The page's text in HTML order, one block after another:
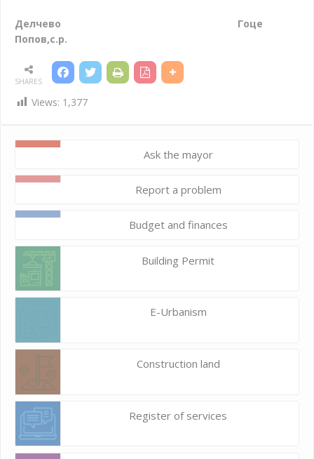
Делчево Гоце
Попов,с.р.
SHARES
Views: 1,377
Ask the mayor
Report a problem
Budget and finances
Building Permit
E-Urbanism
Construction land
Register of services